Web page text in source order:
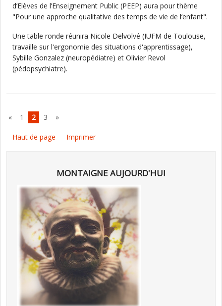
d’Elèves de l’Enseignement Public (PEEP) aura pour thème
"Pour une approche qualitative des temps de vie de l’enfant".
Une table ronde réunira Nicole Delvolvé (IUFM de Toulouse,
travaille sur l'ergonomie des situations d'apprentissage),
Sybille Gonzalez (neuropédiatre) et Olivier Revol
(pédopsychiatre).
« 1 2 3 »
Haut de page Imprimer
MONTAIGNE AUJOURD'HUI